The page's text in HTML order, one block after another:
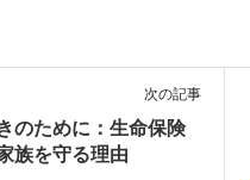
次の記事
のために：生命保険
族を守る理由